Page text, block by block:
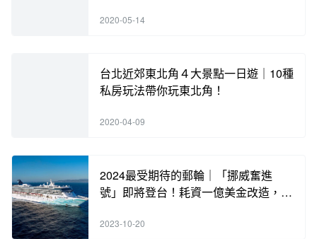
2020-05-14
台北近郊東北角４大景點一日遊｜10種
私房玩法帶你玩東北角！
2020-04-09
2024最受期待的郵輪｜「挪威奮進
號」即將登台！耗資一億美金改造，含
手刀搶訂中！
2023-10-20